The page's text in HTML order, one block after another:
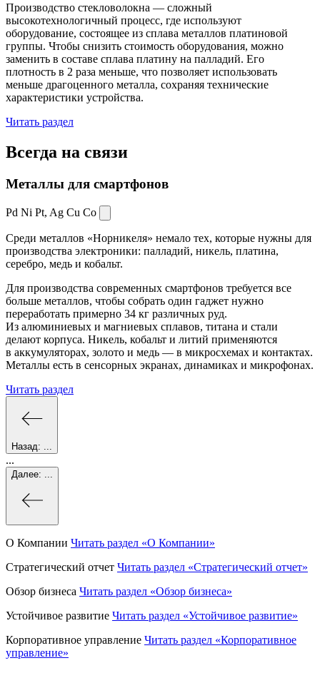
Производство стекловолокна — сложный
высокотехнологичный процесс, где используют
оборудование, состоящее из сплава металлов платиновой
группы. Чтобы снизить стоимость оборудования, можно
заменить в составе сплава платину на палладий. Его
плотность в 2 раза меньше, что позволяет использовать
меньше драгоценного металла, сохраняя технические
характеристики устройства.
Читать раздел
Всегда на связи
Металлы для смартфонов
Pd Ni Pt, Ag Cu Co
Среди металлов «Норникеля» немало тех, которые нужны для
производства электроники: палладий, никель, платина,
серебро, медь и кобальт.
Для производства современных смартфонов требуется все
больше металлов, чтобы собрать один гаджет нужно
переработать примерно 34 кг различных руд.
Из алюминиевых и магниевых сплавов, титана и стали
делают корпуса. Никель, кобальт и литий применяются
в аккумуляторах, золото и медь — в микросхемах и контактах.
Металлы есть в сенсорных экранах, динамиках и микрофонах.
Читать раздел
Назад:
...
Далее:
О Компании Читать раздел «О Компании»
Стратегический отчет Читать раздел «Стратегический отчет»
Обзор бизнеса Читать раздел «Обзор бизнеса»
Устойчивое развитие Читать раздел «Устойчивое развитие»
Корпоративное управление Читать раздел «Корпоративное
управление»